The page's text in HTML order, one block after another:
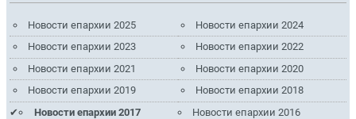
Новости епархии 2025
Новости епархии 2024
Новости епархии 2023
Новости епархии 2022
Новости епархии 2021
Новости епархии 2020
Новости епархии 2019
Новости епархии 2018
Новости епархии 2017
Новости епархии 2016